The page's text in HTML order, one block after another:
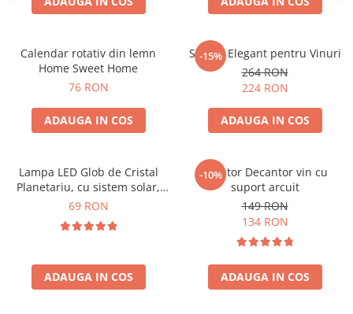
Calendar rotativ din lemn
Home Sweet Home
76 RON
ADAUGA IN COS
-15%
Suport Elegant pentru Vinuri
264 RON
224 RON
ADAUGA IN COS
Lampa LED Glob de Cristal
Planetariu, cu sistem solar,
cadou captivant
69 RON
ADAUGA IN COS
-10%
Aerator Decantor vin cu
suport arcuit
149 RON
134 RON
ADAUGA IN COS